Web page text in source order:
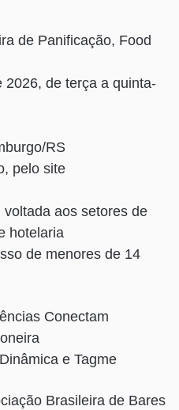
de Panificação, Food
2026, de terça a quinta-
RS
pelo site
aos setores de
hotelaria
de menores de 14
Conectam
e Tagme
Brasileira de Bares